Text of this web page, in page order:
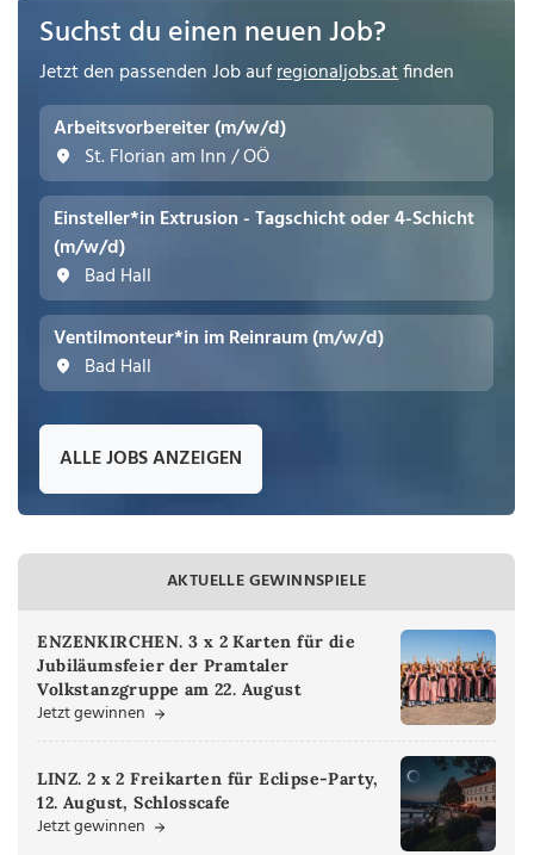
Suchst du einen neuen Job?
Jetzt den passenden Job aufregionaljobs.atfinden
Arbeitsvorbereiter (m/w/d)
St. Florian am Inn / OÖ
Einsteller*in Extrusion - Tagschicht oder 4-Schicht
(m/w/d)
Bad Hall
Ventilmonteur*in im Reinraum (m/w/d)
Bad Hall
ALLE JOBS ANZEIGEN
AKTUELLE GEWINNSPIELE
ENZENKIRCHEN. 3 x 2 Karten für die
Jubiläumsfeier der Pramtaler
Volkstanzgruppe am 22. August
Jetzt gewinnen
LINZ. 2 x 2 Freikarten für Eclipse-Party,
12. August, Schlosscafe
Jetzt gewinnen